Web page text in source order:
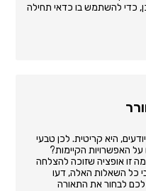
כדי להשתמש בו כדאי תחילה
היא קריטית. לכן טבעי
האפשרויות הקיימות?
זו אופציה שזוכה להצלחה
כל השאלות האלה, דעו
לבחור את התאורה